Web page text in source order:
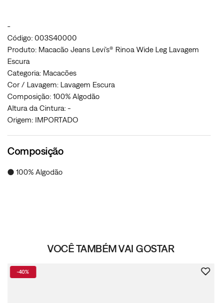
-
Código: 003S40000
Produto: Macacão Jeans Levi's® Rinoa Wide Leg Lavagem
Escura
Categoria: Macacões
Cor / Lavagem: Lavagem Escura
Composição: 100% Algodão
Altura da Cintura: -
Origem: IMPORTADO
Composição
● 100% Algodão
VOCÊ TAMBÉM VAI GOSTAR
-40%